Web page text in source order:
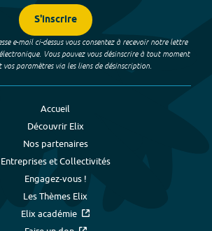
S'inscrire
e-mail ci-dessus vous consentez à recevoir notre lettre
Vous pouvez vous désinscrire à tout moment
paramètres via les liens de désinscription.
Accueil
Découvrir Elix
Nos partenaires
Entreprises et Collectivités
Engagez-vous !
Les Thèmes Elix
Elix académie